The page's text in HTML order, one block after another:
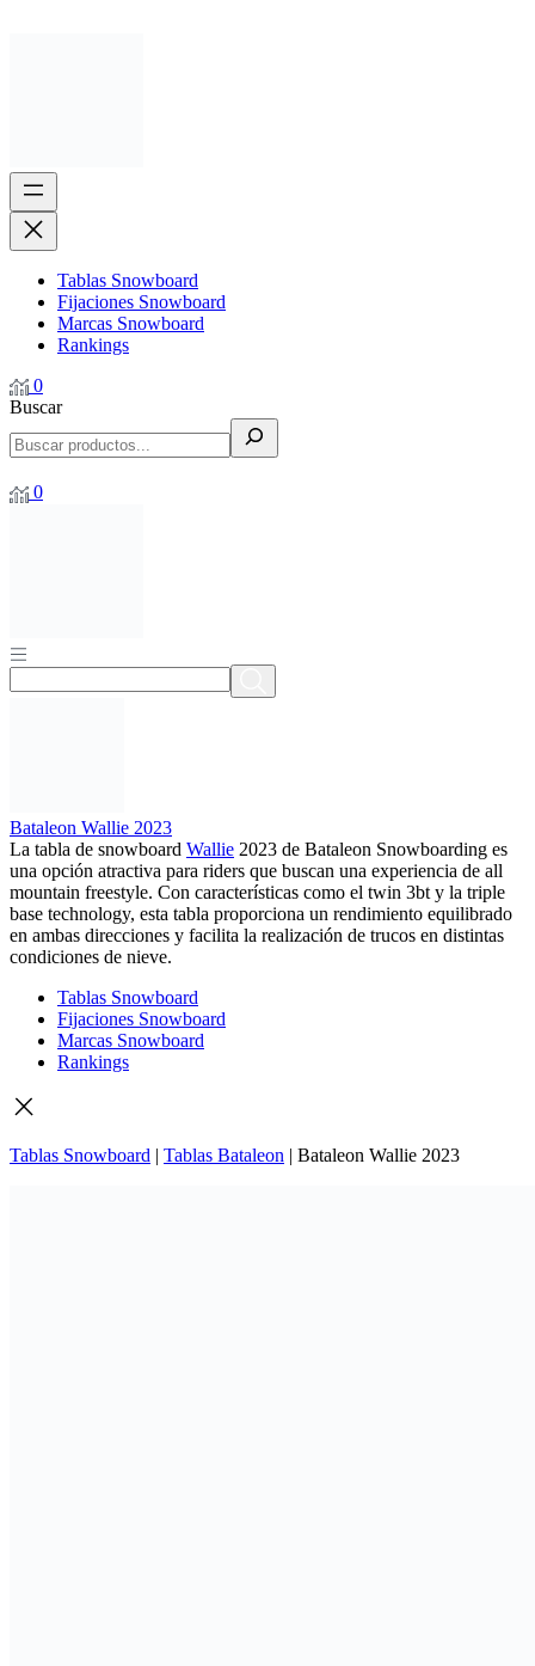
Tablas Snowboard
Fijaciones Snowboard
Marcas Snowboard
Rankings
0
Buscar
0
Bataleon Wallie 2023
La tabla de snowboard Wallie 2023 de Bataleon Snowboarding es
una opción atractiva para riders que buscan una experiencia de all
mountain freestyle. Con características como el twin 3bt y la triple
base technology, esta tabla proporciona un rendimiento equilibrado
en ambas direcciones y facilita la realización de trucos en distintas
condiciones de nieve.
Tablas Snowboard
Fijaciones Snowboard
Marcas Snowboard
Rankings
Tablas Snowboard | Tablas Bataleon | Bataleon Wallie 2023